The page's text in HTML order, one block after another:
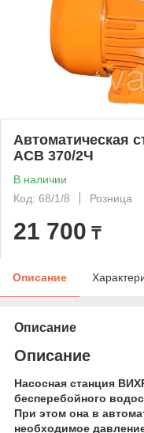
Автоматическая
АСВ 370/2Ч
В наличии
Код: 68/1/8
Розница
21 700 ₸
Описание
Описание
Описание
Насосная станция
бесперебойного
При этом она в
необходимое